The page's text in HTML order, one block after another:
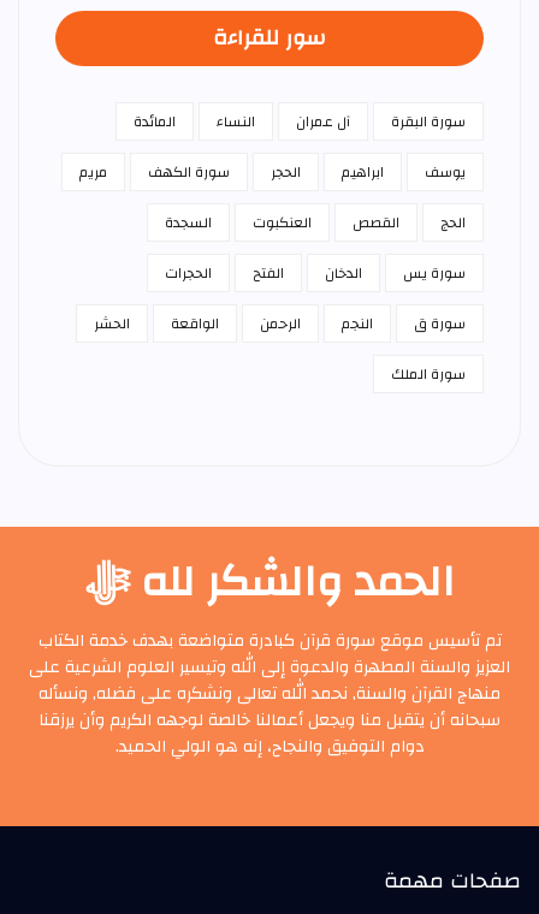
سور للقراءة
سورة البقرة آل عمران النساء
المائدة
يوسف
ابراهيم الحجر سورة الكهف
مريم
الحج
القصص العنكبوت
السجدة
سورة يس
الدخان الفتح
الحجرات
سورة ق
النجم الرحمن الواقعة
الحشر
سورة الملك
الحمد والشكر لله ﷻ
تم تأسيس موقع سورة قرآن كبادرة متواضعة بهدف خدمة الكتاب
العزيز والسنة المطهرة والدعوة إلى الله وتيسير العلوم الشرعية على
منهاج القرآن والسنة, نحمد الله تعالى ونشكره على فضله, ونسأله
سبحانه أن يتقبل منا ويجعل أعمالنا خالصة لوجهه الكريم وأن يرزقنا
دوام التوفيق والنجاح، إنه هو الولي الحميد.
صفحات مهمة